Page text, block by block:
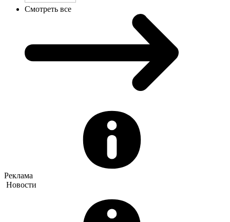
Смотреть все
Реклама
Новости